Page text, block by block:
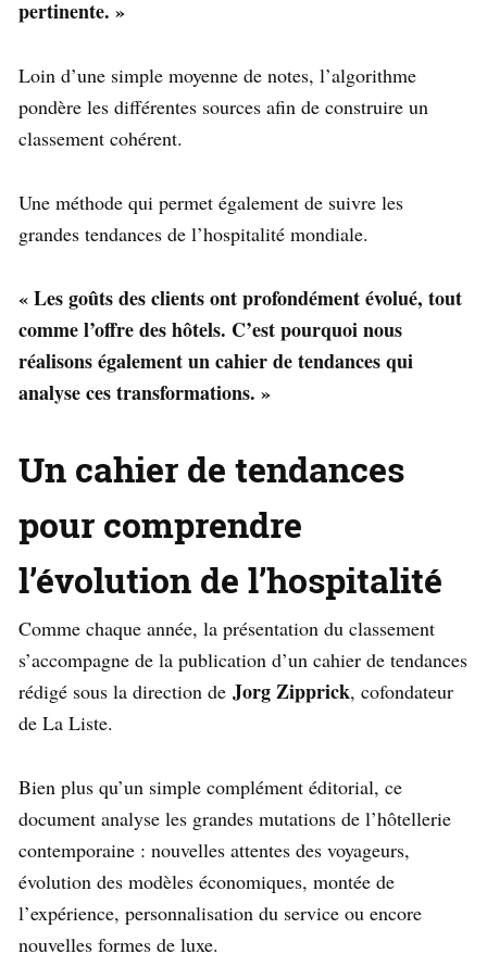
pertinente. »
Loin d’une simple moyenne de notes, l’algorithme
pondère les différentes sources afin de construire un
classement cohérent.
Une méthode qui permet également de suivre les
grandes tendances de l’hospitalité mondiale.
« Les goûts des clients ont profondément évolué, tout
comme l’offre des hôtels. C’est pourquoi nous
réalisons également un cahier de tendances qui
analyse ces transformations. »
Un cahier de tendances
pour comprendre
l’évolution de l’hospitalité
Comme chaque année, la présentation du classement
s’accompagne de la publication d’un cahier de tendances
rédigé sous la direction de Jorg Zipprick, cofondateur
de La Liste.
Bien plus qu’un simple complément éditorial, ce
document analyse les grandes mutations de l’hôtellerie
contemporaine : nouvelles attentes des voyageurs,
évolution des modèles économiques, montée de
l’expérience, personnalisation du service ou encore
nouvelles formes de luxe.